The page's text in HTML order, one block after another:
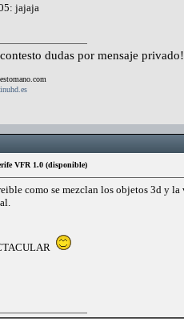
jajaja
contesto dudas por mensaje
VFR 1.0 (disponible)
como se mezclan los objetos 3d y